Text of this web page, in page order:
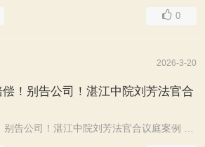
0
2026-3-20
偿！别告公司！湛江中院刘芳法官合